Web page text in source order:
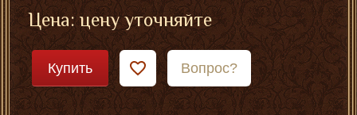
Цена: цену уточняйте
Купить Вопрос?